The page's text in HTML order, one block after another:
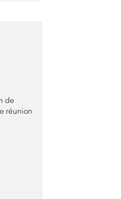
de
réunion